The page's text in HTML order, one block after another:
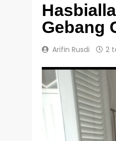
Gebang
Arifin Rusdi 2